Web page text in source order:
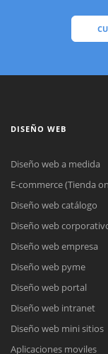
DISEÑO WEB
Diseño web a medida
E-commerce (Tienda
Diseño web catálogo
Diseño web
Diseño web empresa
Diseño web pyme
Diseño web portal
Diseño web intranet
Diseño web mini sitios
Aplicaciones moviles